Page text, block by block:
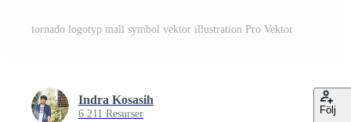
tornado logotyp mall symbol vektor illustration Pro Vektor
Indra Kosasih
6 211 Resurser Följ